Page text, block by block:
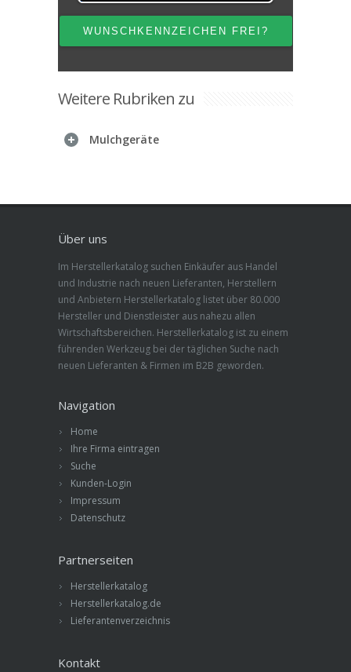
Weitere Rubriken zu
Mulchgeräte
Über uns
Im Herstellerkatalog suchen Einkäufer aus Handel
und Industrie nach neuen Lieferanten, Herstellern
und Anbietern Herstellerkatalog listet über 80.000
Hersteller und Dienstleister aus nahezu allen
Wirtschaftsbereichen. Herstellerkatalog ist zu einem
führenden Werkzeug bei der täglichen Suche nach
neuen Lieferanten & Firmen im B2B geworden.
Navigation
Home
Ihre Firma eintragen
Suche
Kunden-Login
Impressum
Datenschutz
Partnerseiten
Herstellerkatalog
Herstellerkatalog.de
Lieferantenverzeichnis
Kontakt